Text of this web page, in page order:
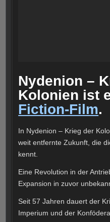
Nydenion –
Kolonien ist
Fiction-Film.
In Nydenion – Krieg der
weit entfernte Zukunft, die
kennt.
Eine Revolution in der
Expansion in zuvor
Seit 57 Jahren dauert der
Imperium und der